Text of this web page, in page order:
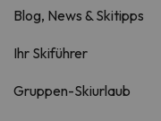
Blog, News & Skitipps
Ihr Skiführer
Gruppen-Skiurlaub